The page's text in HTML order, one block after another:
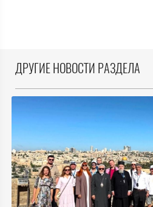
ДРУГИЕ НОВОСТИ РАЗДЕЛА